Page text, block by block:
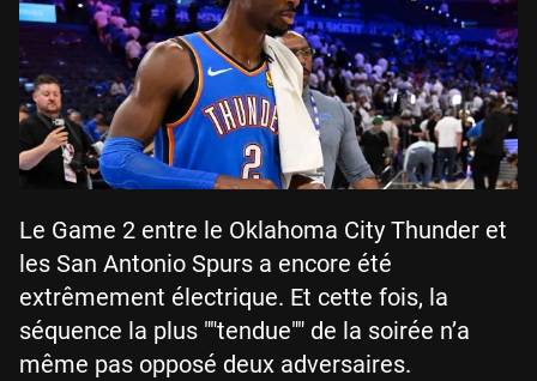
Le Game 2 entre le Oklahoma City Thunder et
les San Antonio Spurs a encore été
extrêmement électrique. Et cette fois, la
séquence la plus ""tendue"" de la soirée n’a
même pas opposé deux adversaires.